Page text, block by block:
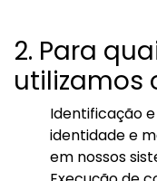
2. Para
utilizamos
Identificação
identidade e
em nossos